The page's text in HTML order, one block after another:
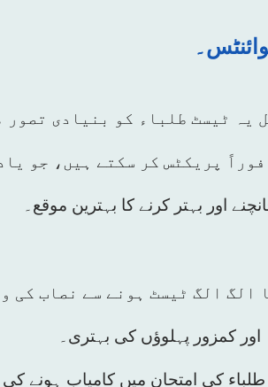
یہ ٹیسٹ طلباء کو بنیادی تصور
پریکٹس کر سکتے ہیں، جو
اور بہتر کرنے کا بہترین موقع۔
الگ الگ ٹیسٹ ہونے سے نصاب کی
کمزور پہلوؤں کی بہتری۔
کی امتحان میں کامیاب ہونے